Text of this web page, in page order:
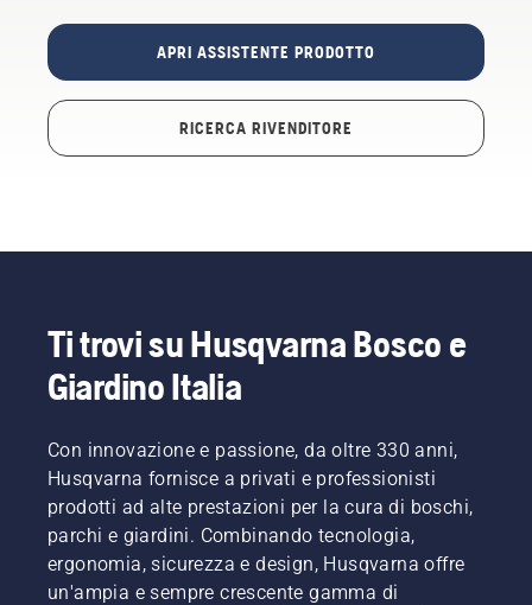
APRI ASSISTENTE PRODOTTO
RICERCA RIVENDITORE
Ti trovi su Husqvarna Bosco e
Giardino Italia
Con innovazione e passione, da oltre 330 anni,
Husqvarna fornisce a privati e professionisti
prodotti ad alte prestazioni per la cura di boschi,
parchi e giardini. Combinando tecnologia,
ergonomia, sicurezza e design, Husqvarna offre
un'ampia e sempre crescente gamma di